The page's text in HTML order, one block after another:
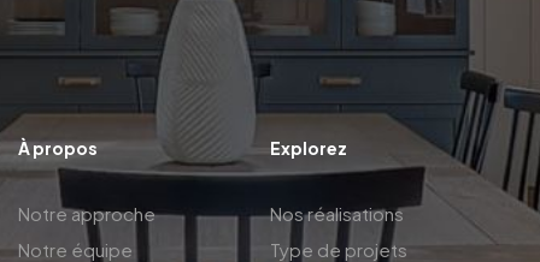
À propos
Notre approche
Notre équipe
Explorez
Nos réalisations
Type de projets